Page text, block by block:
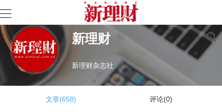
新理财
新理财杂志社
文章(658) 评论(0)